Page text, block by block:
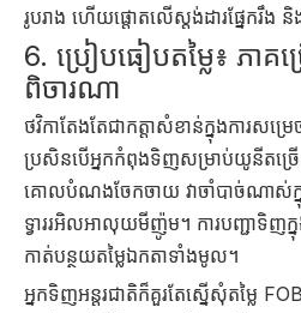
រូបរាង ហើយផ្តោតលើស្តង់ដារផ្នែករឹង និ
6. ប្រៀបធៀបតម្លៃ៖ ភាគ
ពិចារណា
ថវិកាតែងតែជាកត្តាសំខាន់ក្នុងការសម្រ
ប្រសិនបើអ្នកកំពុងទិញសម្រាប់យូនីតច្
គោលបំណងចែកចាយ វាចាំបាច់ណាស់ក្នុ
ទ្វាររអិលអាលុយមីញ៉ូម។ ការបញ្ជាទិញក្
កាត់បន្ថយតម្លៃឯកតាទាំងមូល។
អ្នកទិញអន្តរជាតិក៏គួរតែស្នើសុំតម្លៃ